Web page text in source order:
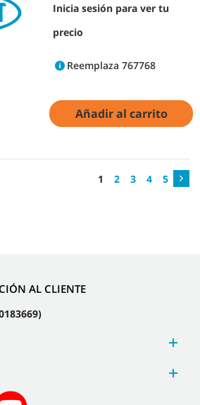
Inicia sesión para ver tu
precio
Reemplaza 767768
Añadir al carrito
1 2 3 4 5
AL CLIENTE